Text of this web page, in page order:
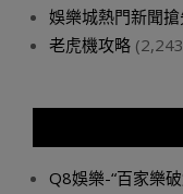
娛樂城熱門新聞搶
老虎機攻略
Q8娛樂-“百家樂